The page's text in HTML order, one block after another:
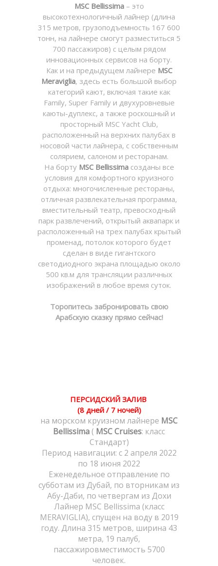
MSC Bellissima– это
высокотехнологичный лайнер (длина
315 метров, грузоподъемность 167 600
тонн, на лайнере смогут разместиться 5
700 пассажиров) с целым рядом
инновационных сервисов на борту.
Как и на предыдущем лайнере MSC
Meraviglia, здесь есть большой выбор
категорий кают, включая такие как
Family, Super Family и двухуровневые
каюты-дуплекс, а также роскошный и
просторный MSC Yacht Club,
расположенный на верхних палубах в
носовой части лайнера, с собственным
солярием, салоном и ресторанам.
На борту MSC Bellissimaсозданы все
условия для комфортного круизного
отдыха: многочисленные рестораны,
отличная развлекательная программа,
вместительный театр, превосходный
парк развлечений, открытый аквапарк и
расположенный на трех палубах крытый
променад, потолок которого будет
сделан в виде гигантского
светодиодного экрана площадью около
500 кв.м для трансляции различных
изображений в любое время суток.
Торопитесь забронировать свою
Арабскую сказку прямо сейчас!
ПЕРСИДСКИЙ ЗАЛИВ
(8 дней / 7 ночей)
на морском круизном лайнере MSC
Bellissima ( MSC Cruises: класс
Стандарт)
Период навигации: с 2 апреля 2022
по 18 июня 2022
Еженедельное отправление по
субботам из Дубай, по вторникам из
Абу-Даби, по четвергам из Дохи
Лайнер MSC Bellissima (класс
MERAVIGLIA), спущен на воду в 2019
году. Длина 315 метров, ширина 43
метра, 19 палуб,
пассажировместимость 5700
человек.